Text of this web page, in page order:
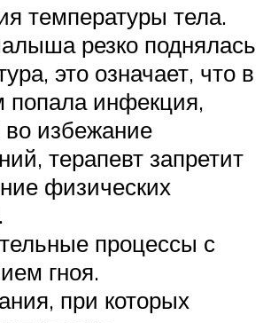
температуры тела.
резко поднялась
это означает, что в
попала инфекция,
во избежание
терапевт запретит
физических
процессы с
гноя.
при которых